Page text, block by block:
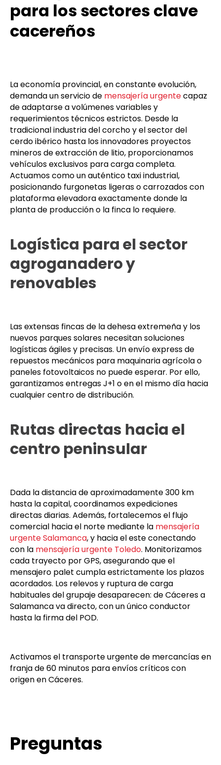
Transporte dedicado
cacereños
La economía provincial, en constante evolución,
demanda un servicio demensajería urgentecapaz
de adaptarse a volúmenes variables y
requerimientos técnicos estrictos. Desde la
tradicional industria del corcho y el sector del
cerdo ibérico hasta los innovadores proyectos
mineros de extracción de litio, proporcionamos
vehículos exclusivos para carga completa.
plataforma elevadora exactamente donde la
planta de producción o la finca lo requiere.
Logística para el sector
renovables
Las extensas fincas de la dehesa extremeña y los
nuevos parques solares necesitan soluciones
logísticas ágiles y precisas. Un envío express de
garantizamos entregas J+1 o en el mismo día hacia
cualquier centro de distribución.
centro peninsular
Dada la distancia de aproximadamente 300 km
hasta la capital, coordinamos expediciones
directas diarias. Además, fortalecemos el flujo
comercial hacia el norte mediante lamensajería
urgente Salamanca, y hacia el este conectando
con lamensajería urgente Toledo. Monitorizamos
cada trayecto por GPS, asegurando que el
mensajero palet cumpla estrictamente los plazos
Salamanca va directo, con un único conductor
hasta la firma del POD.